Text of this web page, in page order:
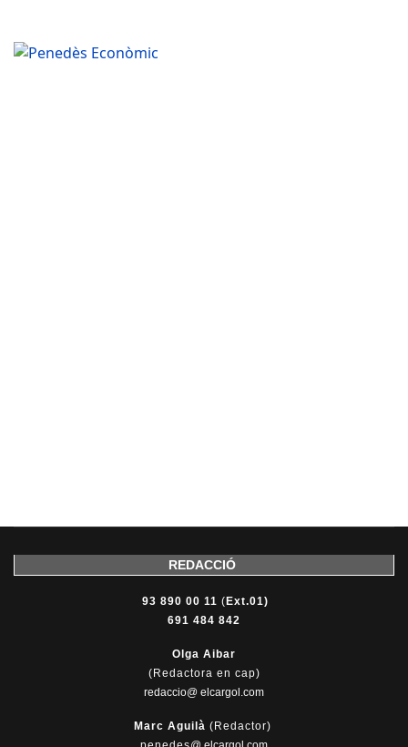
REDACCIÓ
93 890 00 11 ( Ext.01)
691 484 842
Olga Aibar
(Redactora en cap)
redaccio@ elcargol.com
Marc Aguilà (Redactor)